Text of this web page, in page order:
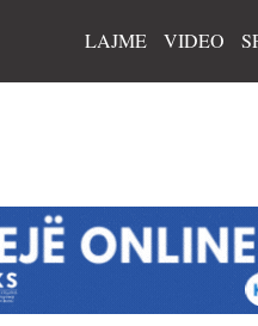
LAJME VIDEO